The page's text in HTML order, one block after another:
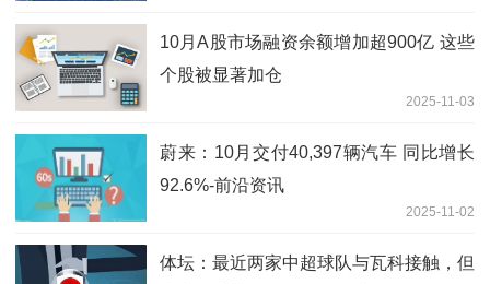
10月A股市场融资余额增加超900亿 这些
个股被显著加仓
2025-11-03
蔚来：10月交付40,397辆汽车 同比增长
92.6%-前沿资讯
2025-11-02
体坛：最近两家中超球队与瓦科接触，但